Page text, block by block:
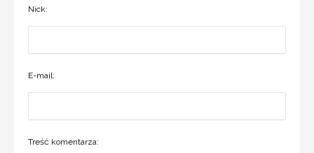
Nick:
E-mail:
Treść komentarza: